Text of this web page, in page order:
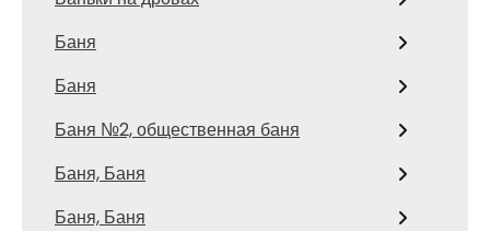
Баня
Баня
Баня №2, общественная баня
Баня, Баня
Баня, Баня